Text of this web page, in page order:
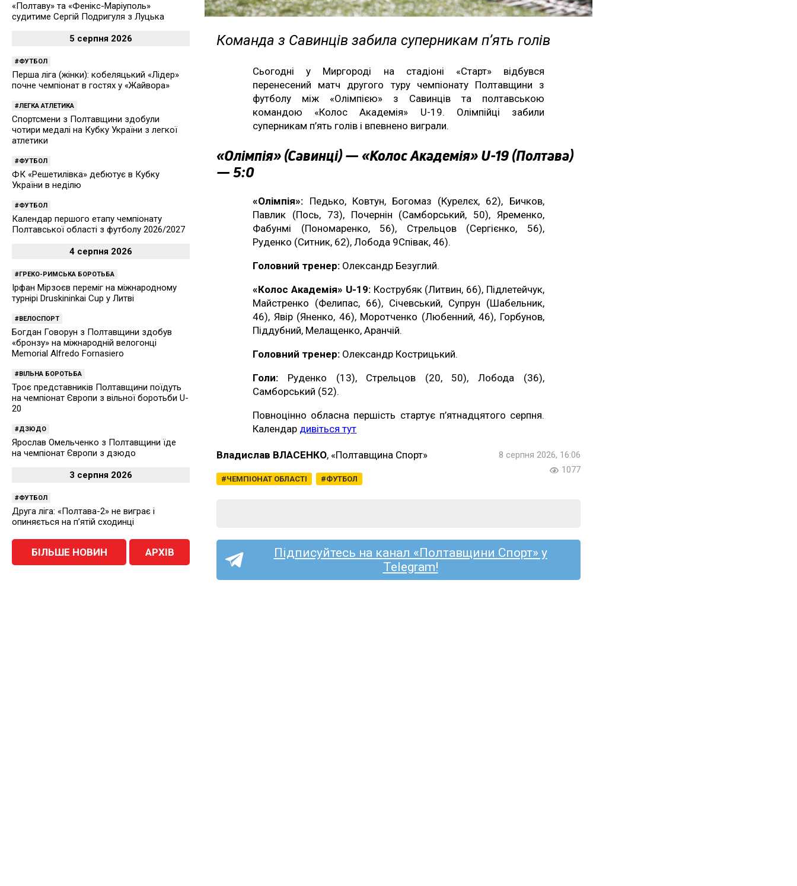
Команда з Савинців забила суперникам п’ять голів
Сьогодні у Миргороді на стадіоні «Старт» відбувся
перенесений матч другого туру чемпіонату Полтавщини з
футболу між «Олімпією» з Савинців та полтавською
командою «Колос Академія» U-19. Олімпійці забили
суперникам п’ять голів і впевнено виграли.
«Олімпія» (Савинці) — «Колос Академія» U-19 (Полтава)
— 5:0
«Олімпія»: Педько, Ковтун, Богомаз (Курелєх, 62), Бичков,
Павлик (Пось, 73), Почернін (Самборський, 50), Яременко,
Фабунмі (Пономаренко, 56), Стрельцов (Сергієнко, 56),
Руденко (Ситник, 62), Лобода 9Співак, 46).
Головний тренер: Олександр Безуглий.
«Колос Академія» U-19:Кострубяк (Литвин, 66), Підлетейчук,
Майстренко (Фелипас, 66), Січевський, Супрун (Шабельник,
46), Явір (Яненко, 46), Моротченко (Любенний, 46), Горбунов,
Піддубний, Мелащенко, Аранчій.
Головний тренер: Олександр Кострицький.
Голи: Руденко (13), Стрельцов (20, 50), Лобода (36),
Самборський (52).
Повноцінно обласна першість стартує п’ятнадцятого серпня.
Календар дивіться тут
Владислав ВЛАСЕНКО, «Полтавщина Спорт»
ЧЕМПІОНАТ ОБЛАСТІ ФУТБОЛ
8 серпня 2026, 16:06
1077
Підписуйтесь на канал «Полтавщини Спорт» у
Telegram!
«Полтаву» та «Фенікс-Маріуполь»
судитиме Сергій Подригуля з Луцька
5 серпня 2026
ФУТБОЛ
Перша ліга (жінки): кобеляцький «Лідер»
почне чемпіонат в гостях у «Жайвора»
ЛЕГКА АТЛЕТИКА
Спортсмени з Полтавщини здобули
чотири медалі на Кубку України з легкої
атлетики
ФУТБОЛ
ФК «Решетилівка» дебютує в Кубку
України в неділю
ФУТБОЛ
Календар першого етапу чемпіонату
Полтавської області з футболу 2026/2027
4 серпня 2026
ГРЕКО-РИМСЬКА БОРОТЬБА
Ірфан Мірзоєв переміг на міжнародному
турнірі Druskininkai Cup у Литві
ВЕЛОСПОРТ
Богдан Говорун з Полтавщини здобув
«бронзу» на міжнародній велогонці
Memorial Alfredo Fornasiero
ВІЛЬНА БОРОТЬБА
Троє представників Полтавщини поїдуть
на чемпіонат Європи з вільної боротьби U-
20
ДЗЮДО
Ярослав Омельченко з Полтавщини їде
на чемпіонат Європи з дзюдо
3 серпня 2026
ФУТБОЛ
Друга ліга: «Полтава-2» не виграє і
опиняється на п’ятій сходинці
БІЛЬШЕ НОВИН АРХІВ